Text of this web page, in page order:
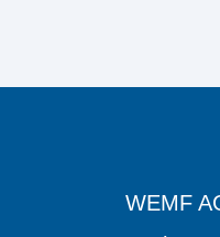
WEMF